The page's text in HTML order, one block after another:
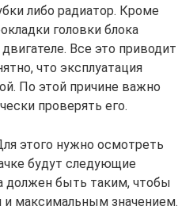
либо радиатор. Кроме
головки блока
Все это приводит
что эксплуатация
По этой причине важно
проверять его.
этого нужно осмотреть
будут следующие
должен быть таким, чтобы
максимальным значением.